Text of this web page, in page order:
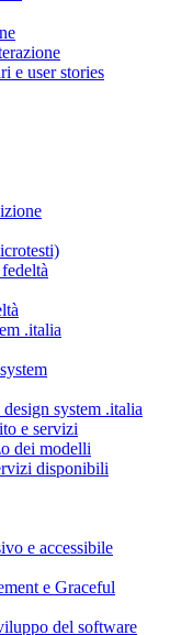
e user stories
.italia
system .italia
e servizi
dei modelli
disponibili
e accessibile
e Graceful
del software